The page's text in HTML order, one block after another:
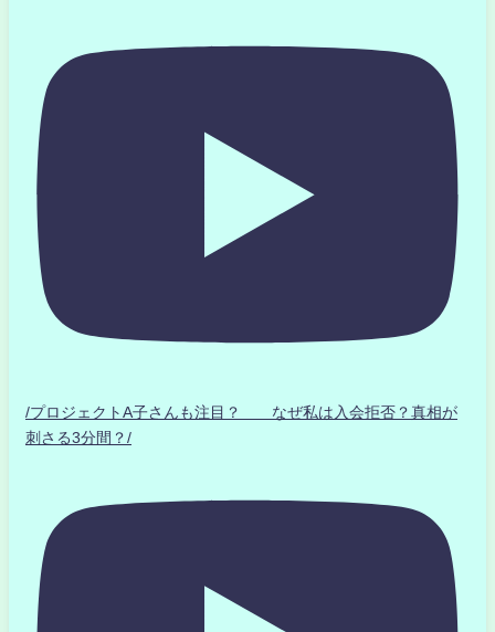
/プロジェクトA子さんも注目？ なぜ私は入会拒否？真相が
刺さる3分間？/